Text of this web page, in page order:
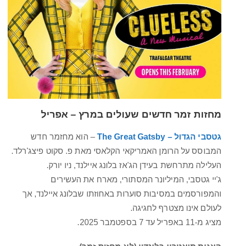
מחזות זמר חדשים שעולים במרץ – אפריל
גטסבי הגדול – The Great Gatsby
– הוא מחזמר חדש
המבוסס על הרומן האמריקאי הקלאסי מאת פ. סקוט פיצג'רלד.
העלילה מתרחשת בעידן הג'אז בלונג איילנד, ניו יורק.
ג'יי גטסבי, המיליונר המסתורי, מארח את העשירים
והמפורסמים במסיבות סוערות באחוזתו שבלונג איילנד, אך
לעולם אינו מצטרף לחגיגה.
מציג מ-11 באפריל עד 7 בספטמבר 2025.